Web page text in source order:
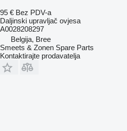
95 € Bez PDV-a
Daljinski upravljač ovjesa
A0028208297
Belgija, Bree
Smeets & Zonen Spare Parts
Kontaktirajte prodavatelja